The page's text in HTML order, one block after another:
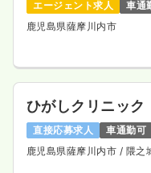
エージェント求人
車通
鹿児島県薩摩川内市
ひがしクリニック
直接応募求人
車通勤可
鹿児島県薩摩川内市 / 隈之